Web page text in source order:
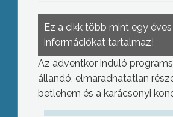
Ez a cikk több mint egy éves
információkat tartalmaz!
Az adventkor induló
állandó, elmaradhatatlan
betlehem és a karácsonyi